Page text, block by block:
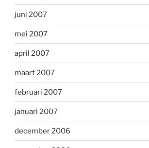
juni 2007
mei 2007
april 2007
maart 2007
februari 2007
januari 2007
december 2006